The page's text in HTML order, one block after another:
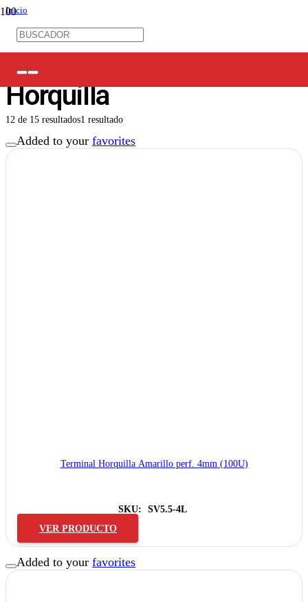
Inicio
/
Ferretería Eléctrica
Terminales Eléctricos
Horquilla
Horquilla
12 de 15 resultados1 resultado
Added to your favorites
Terminal Horquilla Amarillo perf. 4mm (100U)
SKU:
SV5.5-4L
VER PRODUCTO
Added to your favorites